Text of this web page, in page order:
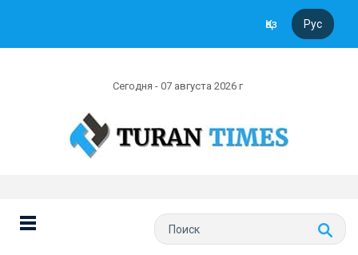
Қаз Рус
Сегодня - 07 августа 2026 г